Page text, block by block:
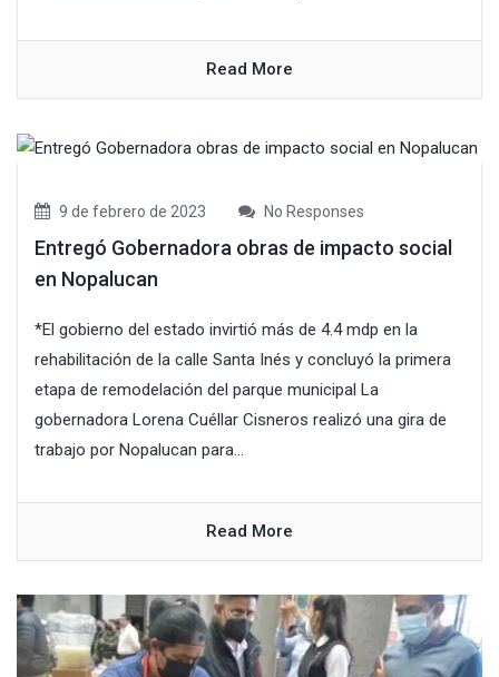
Read More
9 de febrero de 2023 No Responses
Entregó Gobernadora obras de impacto social
en Nopalucan
*El gobierno del estado invirtió más de 4.4 mdp en la
rehabilitación de la calle Santa Inés y concluyó la primera
etapa de remodelación del parque municipal La
gobernadora Lorena Cuéllar Cisneros realizó una gira de
trabajo por Nopalucan para...
Read More